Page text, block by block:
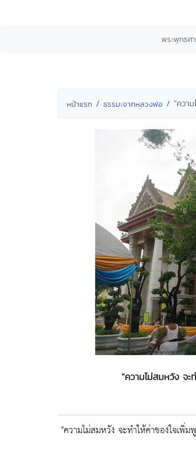
พระพุทธศ
หน้าแรก ธรรมะจากหลวงพ่อ "ควา
"ความไม่สมหวัง จ
"ความไม่สมหวัง จะทำให้ค่าของใจเพิ่